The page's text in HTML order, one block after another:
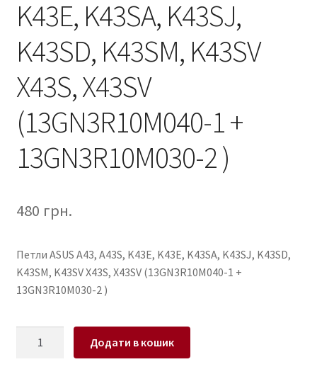
K43E, K43SA, K43SJ,
K43SD, K43SM, K43SV
X43S, X43SV
(13GN3R10M040-1 +
13GN3R10M030-2 )
480 грн.
Петли ASUS A43, A43S, K43E, K43E, K43SA, K43SJ, K43SD,
K43SM, K43SV X43S, X43SV (13GN3R10M040-1 +
13GN3R10M030-2 )
Додати в кошик